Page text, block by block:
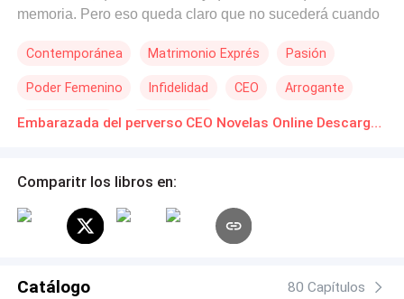
memoria. Pero eso queda claro que no sucederá cuando
complicar la tensión entre los dos se entera que producto
los llevará a estar juntos al enterarse Aiden de ese bebé.
No lo dejará a la deriva por mucho que eso le traiga
de estar siempre juntos. Una casualidad única que
íntimos.
Contemporánea Matrimonio Exprés Pasión
Poder Femenino Infidelidad CEO Arrogante
Independiente Primer Amor Embarazada del perverso CEO Novelas Online Descarga gratuita de PDF
Comparitr los libros en:
Catálogo 80 Capítulos